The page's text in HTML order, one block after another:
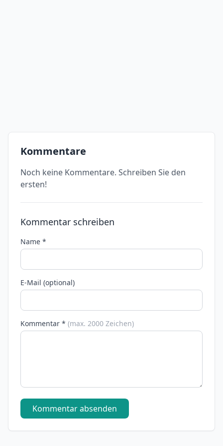
Kommentare
Noch keine Kommentare. Schreiben Sie den
ersten!
Kommentar schreiben
Name *
E-Mail (optional)
Kommentar * (max. 2000 Zeichen)
Kommentar absenden